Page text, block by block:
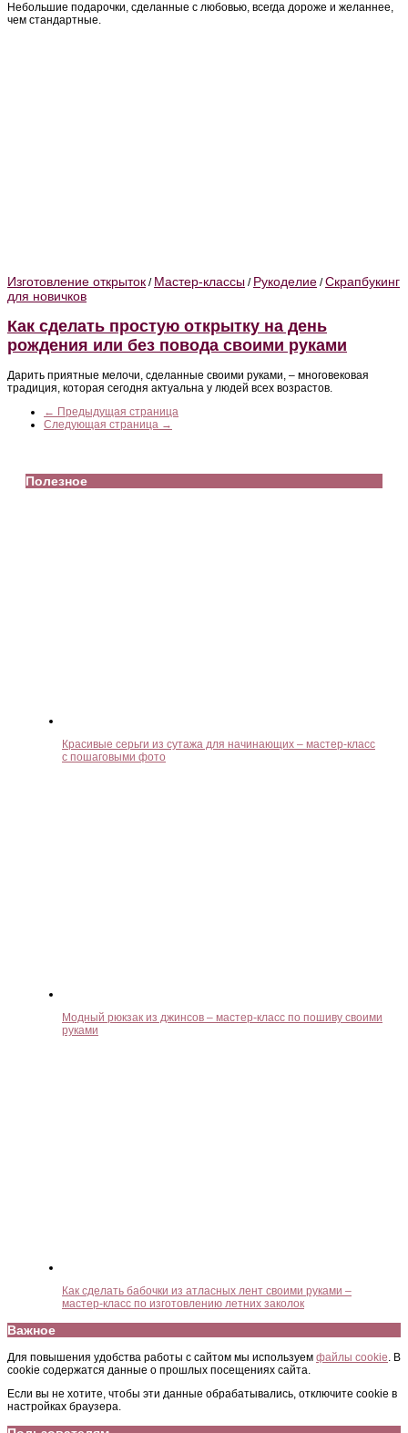
Небольшие подарочки, сделанные с любовью, всегда дороже и желаннее,
чем стандартные.
Изготовление открыток / Мастер-классы / Рукоделие /Скрапбукинг
для новичков
Как сделать простую открытку на день
рождения или без повода своими руками
Дарить приятные мелочи, сделанные своими руками, – многовековая
традиция, которая сегодня актуальна у людей всех возрастов.
← Предыдущая страница
Следующая страница →
Полезное
Красивые серьги из сутажа для начинающих – мастер-класс
с пошаговыми фото
Модный рюкзак из джинсов – мастер-класс по пошиву своими
руками
Как сделать бабочки из атласных лент своими руками –
мастер-класс по изготовлению летних заколок
Важное
Для повышения удобства работы с сайтом мы используем файлы cookie. В
cookie содержатся данные о прошлых посещениях сайта.
Если вы не хотите, чтобы эти данные обрабатывались, отключите cookie в
настройках браузера.